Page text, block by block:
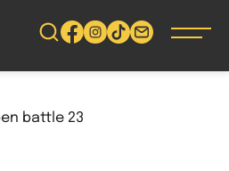
vidare